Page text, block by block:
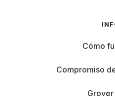
Cómo
Compromiso